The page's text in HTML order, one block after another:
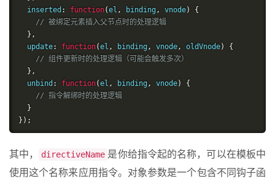
  inserted
: function(el , binding , vnode)
{
// 被绑定元素插入父节点时的处理逻辑
},
  update
: function(el , binding , vnode, oldVnode)
{
// 组件更新时的处理逻辑（可能会触发多次）
},
  unbind
: function(el , binding , vnode)
{
// 指令解绑时的处理逻辑
}
});
其中， directiveName 是你给指令起的名称，可以在模板中
使用这个名称来应用指令。对象参数是一个包含不同钩子函